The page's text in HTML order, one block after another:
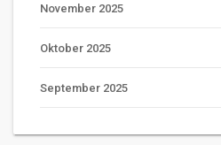
November 2025
Oktober 2025
September 2025